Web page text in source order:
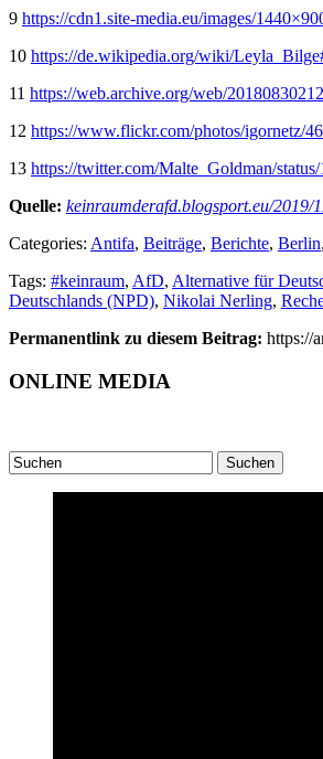
9 https://cdn1.site-media.eu/images/
10 https://de.wikipedia.org/wiki/
11 https://web.archive.org/web/
12 https://www.flickr.com/photos/igornetz/
13 https://twitter.com/Malte_Goldman/
Quelle: keinraumderafd.blogsport.eu/2019/
Categories: Antifa, Beiträge, Berichte, Berlin,
Tags: #keinraum, AfD, Alternative für
Deutschlands (NPD), Nikolai Nerling,
Permanentlink zu diesem Beitrag: https://
ONLINE MEDIA
Suchen